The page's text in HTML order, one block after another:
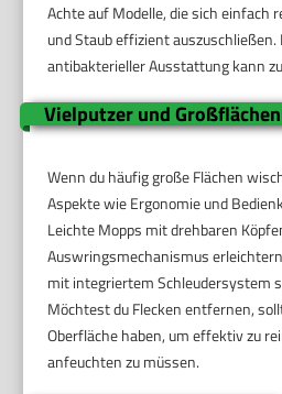
Achte auf Modelle, die sich einfach
und Staub effizient
antibakterieller Ausstattung kann
Vielputzer und
Wenn du häufig große Flächen
Aspekte wie Ergonomie und
Leichte Mopps mit drehbaren
Auswringsmechanismus
mit integriertem Schleudersystem
Möchtest du Flecken entfernen,
Oberfläche haben, um effektiv zu
anfeuchten zu müssen.